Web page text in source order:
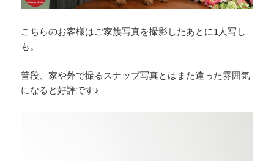
こちらのお客様はご家族写真を撮影したあとに1人写し
も。
普段、家や外で撮るスナップ写真とはまた違った雰囲気
になると好評です♪